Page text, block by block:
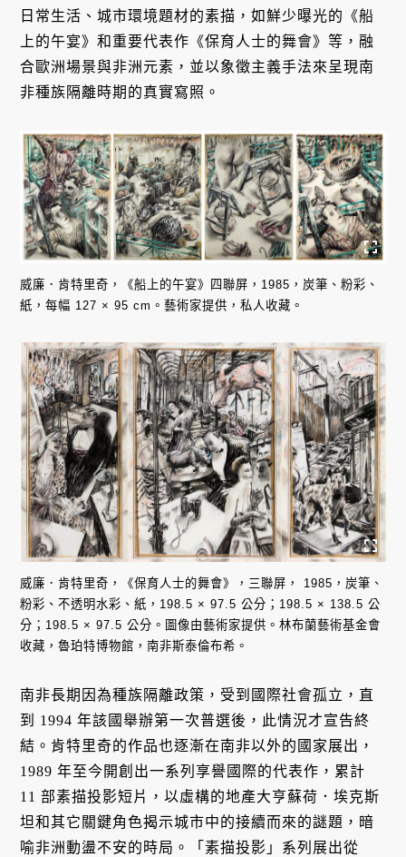
日常生活、城市環境題材的素描，如鮮少曝光的《船
上的午宴》和重要代表作《保育人士的舞會》等，融
合歐洲場景與非洲元素，並以象徵主義手法來呈現南
非種族隔離時期的真實寫照。
威廉．肯特里奇，《船上的午宴》四聯屏，1985，炭筆、粉彩、
紙，每幅 127 × 95 cm。藝術家提供，私人收藏。
威廉．肯特里奇，《保育人士的舞會》，三聯屏， 1985，炭筆、
粉彩、不透明水彩、紙，198.5 × 97.5 公分；198.5 × 138.5 公
分；198.5 × 97.5 公分。圖像由藝術家提供。林布蘭藝術基金會
收藏，魯珀特博物館，南非斯泰倫布希。
南非長期因為種族隔離政策，受到國際社會孤立，直
到 1994 年該國舉辦第一次普選後，此情況才宣告終
結。肯特里奇的作品也逐漸在南非以外的國家展出，
1989 年至今開創出一系列享譽國際的代表作，累計
11 部素描投影短片，以虛構的地產大亨蘇荷．埃克斯
坦和其它關鍵角色揭示城市中的接續而來的謎題，暗
喻非洲動盪不安的時局。「素描投影」系列展出從